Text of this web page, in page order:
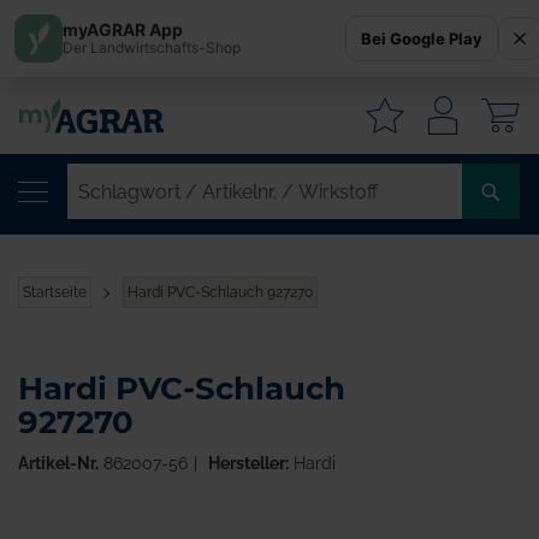
Startseite Hardi PVC-Schlauch 927270
Hardi PVC-Schlauch
927270
Artikel-Nr. 862007-56 Hersteller:Hardi
myAGRAR App
Der Landwirtschafts-Shop Bei Google Play